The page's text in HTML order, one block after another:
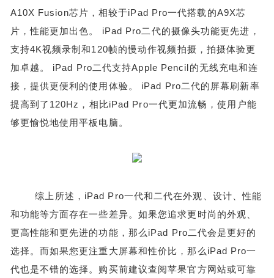
A10X Fusion芯片，相较于iPad Pro一代搭载的A9X芯
片，性能更加出色。 iPad Pro二代的摄像头功能更先进，
支持4K视频录制和120帧的慢动作视频拍摄，拍摄体验更
加卓越。 iPad Pro二代支持Apple Pencil的无线充电和连
接，提供更便利的使用体验。 iPad Pro二代的屏幕刷新率
提高到了120Hz，相比iPad Pro一代更加流畅，使用户能
够更愉悦地使用平板电脑。
综上所述，iPad Pro一代和二代在外观、设计、性能
和功能等方面存在一些差异。如果您追求更时尚的外观、
更高性能和更先进的功能，那么iPad Pro二代会是更好的
选择。而如果您更注重大屏幕和性价比，那么iPad Pro一
代也是不错的选择。购买前建议查阅苹果官方网站或可靠